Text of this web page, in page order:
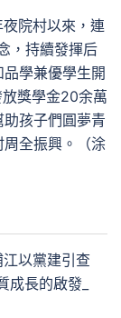
院村以來，連
，持續發揮后
學兼優學生開
獎學金20余萬
孩子們圓夢青
全振興。（涂
以黨建引查
長的啟發_